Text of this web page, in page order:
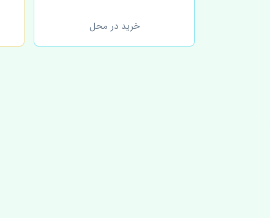
خرید در محل